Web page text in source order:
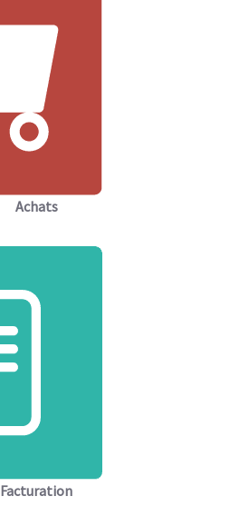
Achats
Facturation